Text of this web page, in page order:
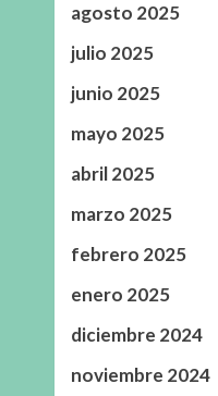
agosto 2025
julio 2025
junio 2025
mayo 2025
abril 2025
marzo 2025
febrero 2025
enero 2025
diciembre 2024
noviembre 2024